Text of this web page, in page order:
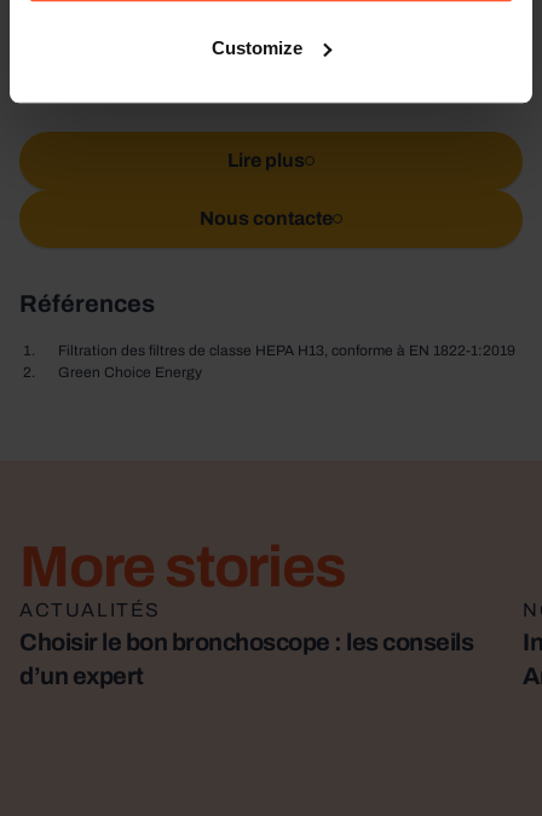
Customize
simples ou chirurgicales spécialisées, en couvrant la
Lire plus
Nous contacte
Références
Filtration des filtres de classe HEPA H13, conforme à EN 1822-1:2019
Green Choice Energy
More stories
ACTUALITÉS
Choisir le bon bronchoscope : les conseils
d’un expert
Lire la suite